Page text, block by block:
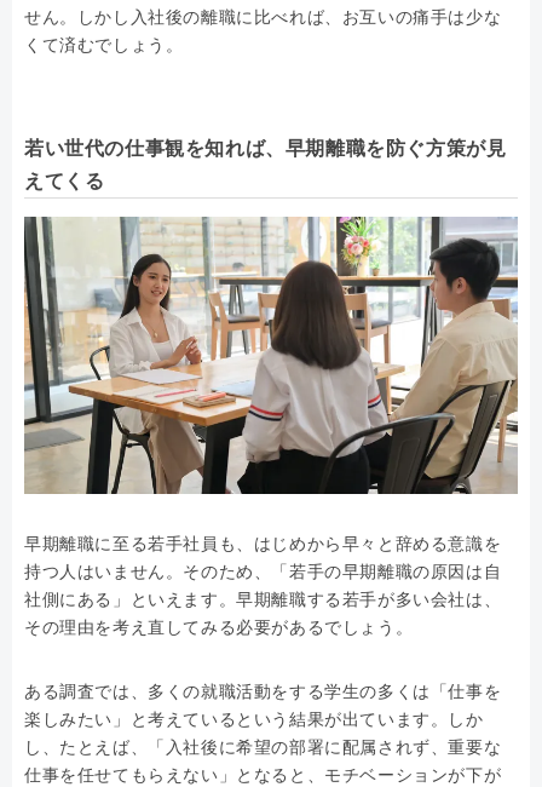
せん。しかし入社後の離職に比べれば、お互いの痛手は少な
くて済むでしょう。
若い世代の仕事観を知れば、早期離職を防ぐ方策が見
えてくる
早期離職に至る若手社員も、はじめから早々と辞める意識を
持つ人はいません。そのため、「若手の早期離職の原因は自
社側にある」といえます。早期離職する若手が多い会社は、
その理由を考え直してみる必要があるでしょう。
ある調査では、多くの就職活動をする学生の多くは「仕事を
楽しみたい」と考えているという結果が出ています。しか
し、たとえば、「入社後に希望の部署に配属されず、重要な
仕事を任せてもらえない」となると、モチベーションが下が